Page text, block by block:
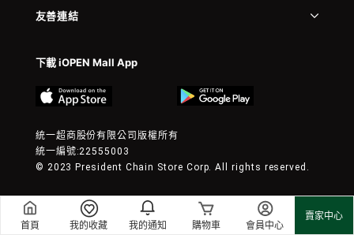
首頁 我的收藏 我的通知 購物車 會員中心
賣家中心
友善連結
下載 iOPEN Mall App
統一超商股份有限公司版權所有
統一編號:22555003
© 2023 President Chain Store Corp. All rights reserved.